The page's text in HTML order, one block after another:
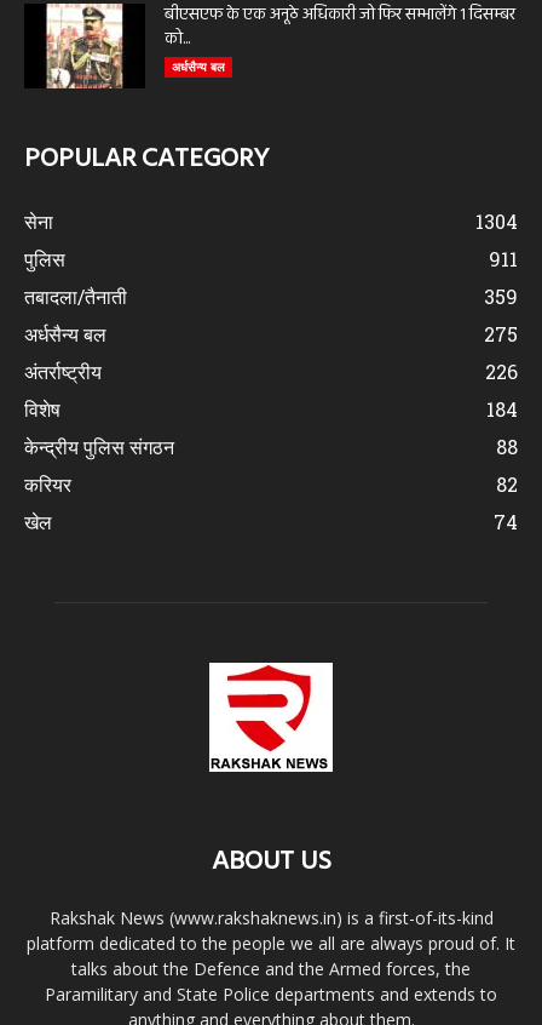
बीएसएफ के एक अनूठे अधिकारी जो फिर सम्भालेंगे 1 दिसम्बर
को...
अर्धसैन्य बल
POPULAR CATEGORY
सेना
1304
पुलिस
911
तबादला/तैनाती
359
अर्धसैन्य बल
275
अंतर्राष्ट्रीय
226
विशेष
184
केन्द्रीय पुलिस संगठन
88
करियर
82
खेल
74
ABOUT US
Rakshak News (www.rakshaknews.in) is a first-of-its-kind
platform dedicated to the people we all are always proud of. It
talks about the Defence and the Armed forces, the
Paramilitary and State Police departments and extends to
anything and everything about them.